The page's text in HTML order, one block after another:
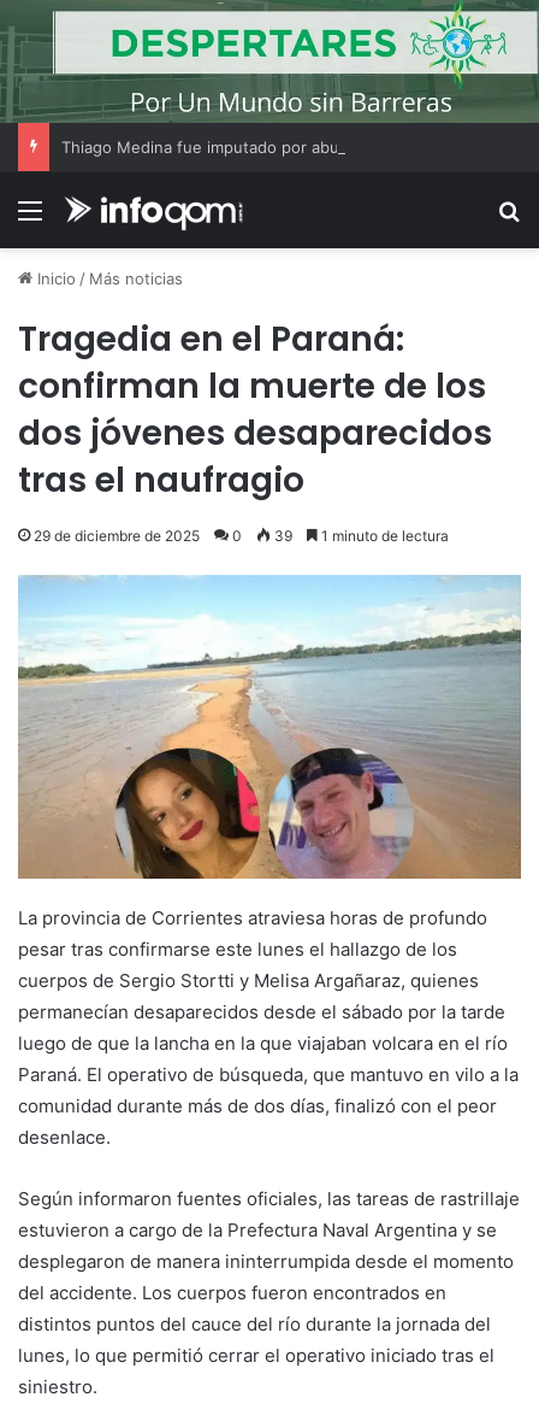
Menú
Inicio / Más noticias
Tragedia en el Paraná:
confirman la muerte de los
dos jóvenes desaparecidos
tras el naufragio
29 de diciembre de 2025 0 39 1 minuto de lectura
La provincia de Corrientes atraviesa horas de profundo
pesar tras confirmarse este lunes el hallazgo de los
cuerpos de Sergio Stortti y Melisa Argañaraz, quienes
permanecían desaparecidos desde el sábado por la tarde
luego de que la lancha en la que viajaban volcara en el río
Paraná. El operativo de búsqueda, que mantuvo en vilo a la
comunidad durante más de dos días, finalizó con el peor
desenlace.
Según informaron fuentes oficiales, las tareas de rastrillaje
estuvieron a cargo de la Prefectura Naval Argentina y se
desplegaron de manera ininterrumpida desde el momento
del accidente. Los cuerpos fueron encontrados en
distintos puntos del cauce del río durante la jornada del
lunes, lo que permitió cerrar el operativo iniciado tras el
siniestro.